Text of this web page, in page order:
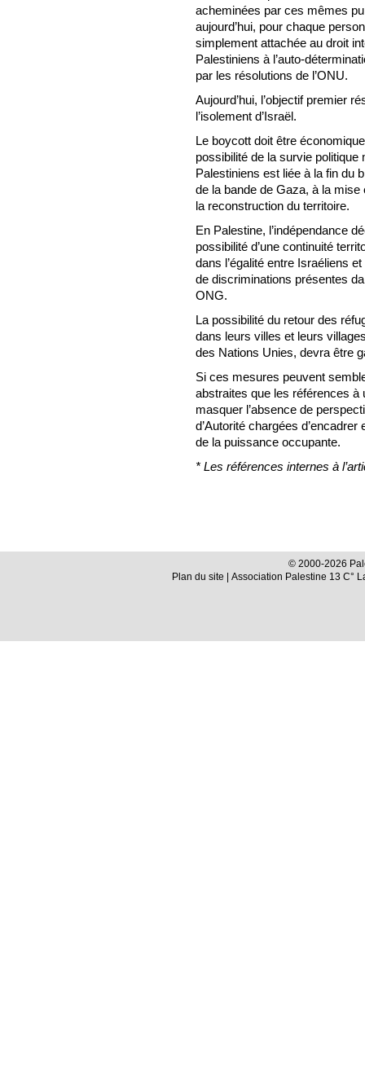
acheminées par ces mêmes
aujourd’hui, pour chaque
simplement attachée au droit
Palestiniens à l’auto-
par les résolutions de l’ONU.
Aujourd’hui, l’objectif premier
l’isolement d’Israël.
Le boycott doit être
possibilité de la survie
Palestiniens est liée à la fin du
de la bande de Gaza, à la mise
la reconstruction du territoire.
En Palestine, l’indépendance
possibilité d’une continuité
dans l’égalité entre Israéliens
de discriminations présentes
ONG.
La possibilité du retour des
dans leurs villes et leurs
des Nations Unies, devra être
Si ces mesures peuvent
abstraites que les références à
masquer l’absence de
d’Autorité chargées
de la puissance occupante.
* Les références internes à
© 2000-2026
Plan du site | Association Palestine 13 C°